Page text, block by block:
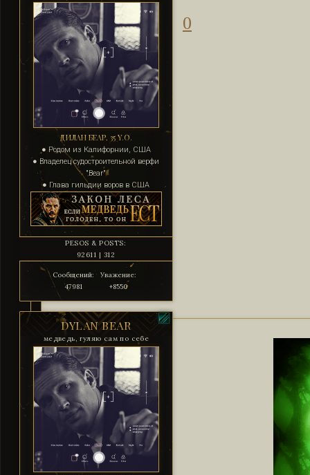
ДИЛАН БЕАР, 35 Y.O.
● Родом из Калифорнии, США
● Владелец судостроительной верфи
"Bear"
● Глава гильдии воров в США
PESOS & POSTS:
92611 | 312
Сообщений:
47981
Уважение:
+8550
0
DYLAN BEAR
медведь, гуляю сам по себе